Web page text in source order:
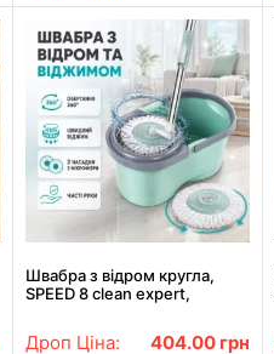
Швабра з відром кругла,
SPEED 8 clean expert,
для миття підлоги
Дроп Ціна: 404.00 грн